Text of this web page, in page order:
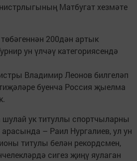
Матбугат хезмәте
200дән артык
ун үлчәү категориясендә
Владимир Леонов билгеләп
буенча Россия җыелма
ук титуллы спортчыларны
– Раил Нургалиев, ул ун
титулы белән рекордсмен,
сигез җиңү яулаган